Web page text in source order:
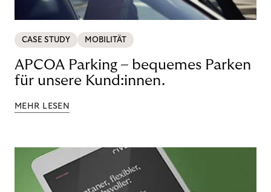
CASE STUDY MOBILITÄT
APCOA Parking – bequemes Parken
für unsere Kund:innen.
MEHR LESEN